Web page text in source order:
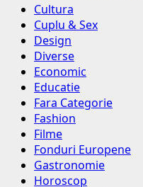
Cultura
Cuplu & Sex
Design
Diverse
Economic
Educatie
Fara Categorie
Fashion
Filme
Fonduri Europene
Gastronomie
Horoscop